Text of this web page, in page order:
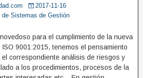
2017-11-16
de Sistemas de Gestión
para el cumplimiento de la nueva
9001:2015, tenemos el pensamiento
correspondiente análisis de riesgos y
a los procedimientos, procesos de la